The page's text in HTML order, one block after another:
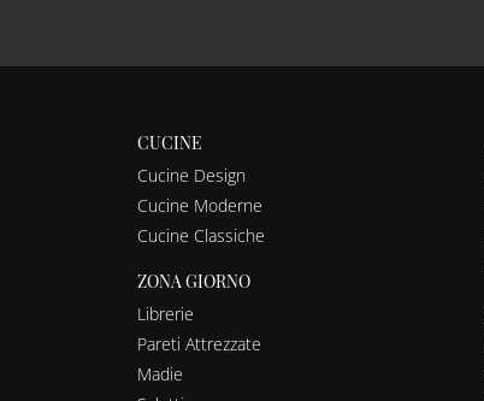
CUCINE
Cucine Design
Cucine Moderne
Cucine Classiche
ZONA GIORNO
Librerie
Pareti Attrezzate
Madie